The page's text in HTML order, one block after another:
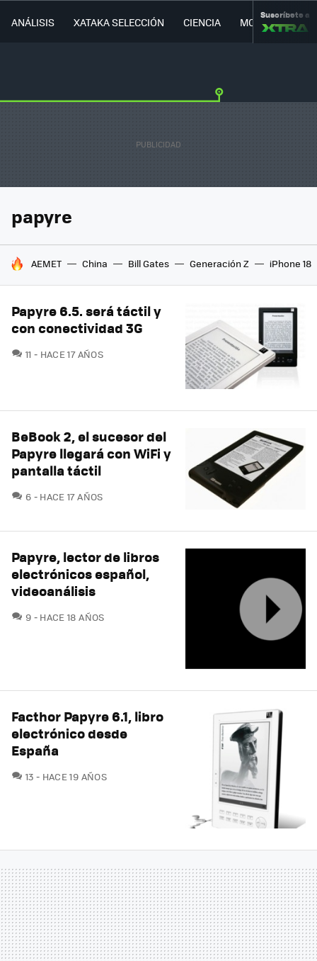
ANÁLISIS XATAKA SELECCIÓN CIENCIA MOVILIDAD
Suscríbete a
papyre
HOY SE HABLA DE
AEMET China Bill Gates Generación Z iPhone 18
Papyre 6.5. será táctil y
con conectividad 3G
11 COMENTARIOS
HACE 17 AÑOS
BeBook 2, el sucesor del
Papyre llegará con WiFi y
pantalla táctil
6 COMENTARIOS
HACE 17 AÑOS
Papyre, lector de libros
electrónicos español,
videoanálisis
9 COMENTARIOS
HACE 18 AÑOS
Facthor Papyre 6.1, libro
electrónico desde
España
13 COMENTARIOS
HACE 19 AÑOS